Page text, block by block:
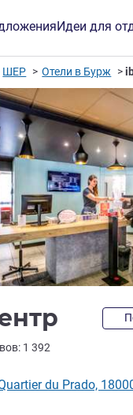
Идеи для
ШЕР Отели в Бурж
3
(Рейтинг ALL)
1 392
du Prado,